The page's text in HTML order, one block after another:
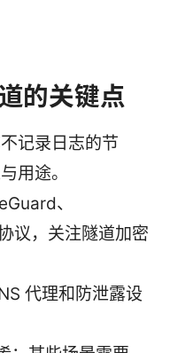
的关键点
记录日志的节
用途。
、
议，关注隧道加密
代理和防泄露设